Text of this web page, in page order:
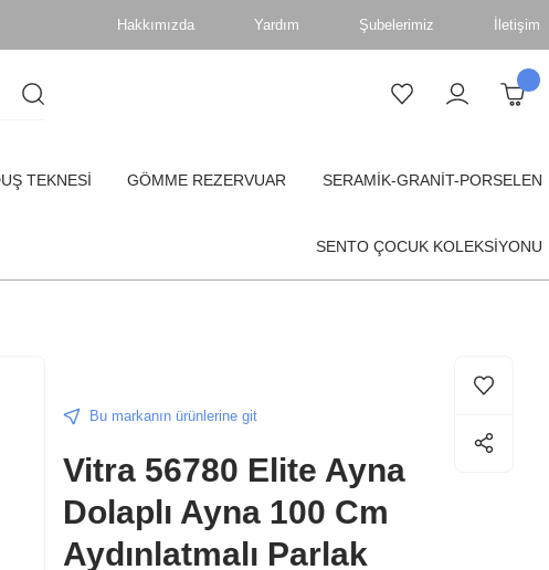
Hakkımızda Yardım Şubelerimiz İletişim
TEKNESİ GÖMME REZERVUAR SERAMİK-GRANİT-PORSELEN
SENTO ÇOCUK KOLEKSİYONU
Bu markanın ürünlerine git
Vitra 56780 Elite Ayna
Dolaplı Ayna 100 Cm
Aydınlatmalı Parlak